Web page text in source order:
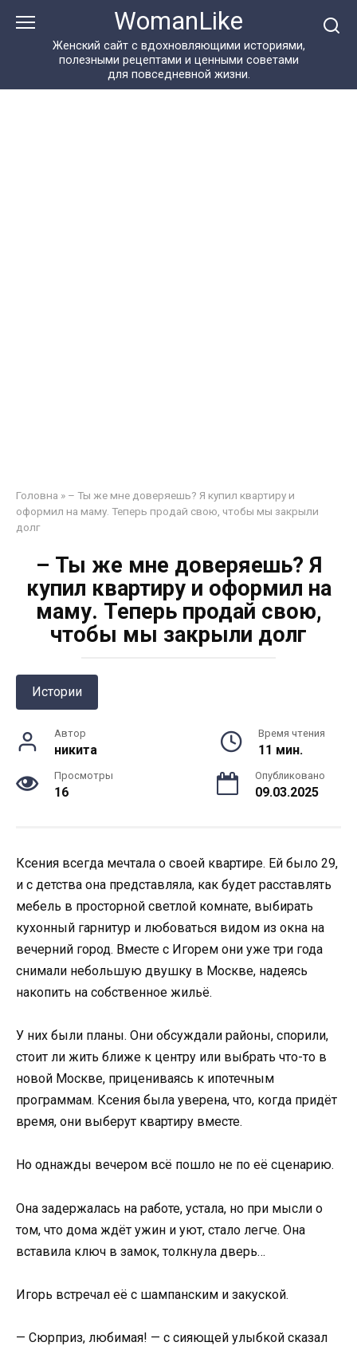
WomanLike
Женский сайт с вдохновляющими историями,
полезными рецептами и ценными советами
для повседневной жизни.
Головна » – Ты же мне доверяешь? Я купил квартиру и
оформил на маму. Теперь продай свою, чтобы мы закрыли
долг
– Ты же мне доверяешь? Я
купил квартиру и оформил на
маму. Теперь продай свою,
чтобы мы закрыли долг
Истории
Автор
никита
Время чтения
11 мин.
Просмотры
16
Опубликовано
09.03.2025
Ксения всегда мечтала о своей квартире. Ей было 29,
и с детства она представляла, как будет расставлять
мебель в просторной светлой комнате, выбирать
кухонный гарнитур и любоваться видом из окна на
вечерний город. Вместе с Игорем они уже три года
снимали небольшую двушку в Москве, надеясь
накопить на собственное жильё.
У них были планы. Они обсуждали районы, спорили,
стоит ли жить ближе к центру или выбрать что-то в
новой Москве, прицениваясь к ипотечным
программам. Ксения была уверена, что, когда придёт
время, они выберут квартиру вместе.
Но однажды вечером всё пошло не по её сценарию.
Она задержалась на работе, устала, но при мысли о
том, что дома ждёт ужин и уют, стало легче. Она
вставила ключ в замок, толкнула дверь…
Игорь встречал её с шампанским и закуской.
— Сюрприз, любимая! — с сияющей улыбкой сказал